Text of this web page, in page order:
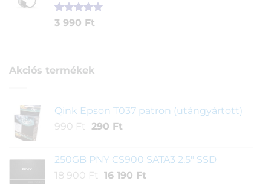
290 Ft.
Értékelés
1
3 990 Ft
Akciós termékek
Qink Epson T037 patron (utángyártott)
990 Ft Original
990 Ft.
290 FtCurrent
290 Ft.
250GB PNY CS900 SATA3 2,5" SSD
18 900 Ft Original
16 190 FtCurrent